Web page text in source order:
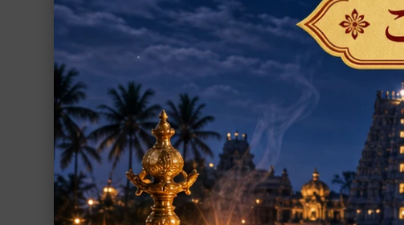
2,920円(税込)
ファブリック
ヨーガ
書籍
ポスター
シーズインディア支援事業